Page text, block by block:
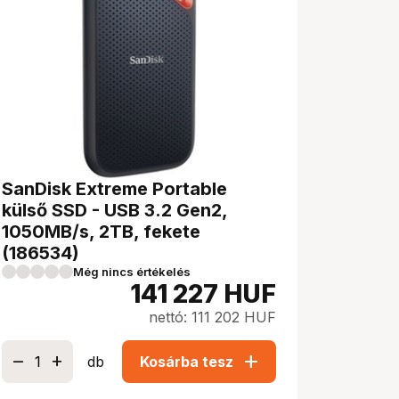
SanDisk Extreme Portable
külső SSD - USB 3.2 Gen2,
1050MB/s, 2TB, fekete
(186534)
Még nincs értékelés
141 227 HUF
nettó: 111 202 HUF
db Kosárba tesz add